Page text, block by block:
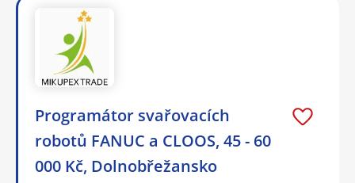
Programátor svařovacích
robotů FANUC a CLOOS, 45 - 60
000 Kč, Dolnobřežansko